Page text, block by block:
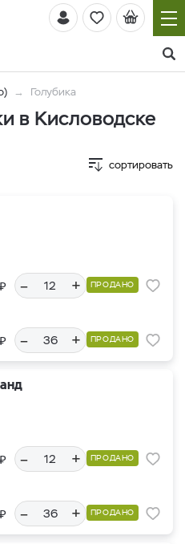
Голубика
в Кисловодске
сортировать
₽ – + ПРОДАНО
₽ – + ПРОДАНО
₽ – + ПРОДАНО
₽ – + ПРОДАНО